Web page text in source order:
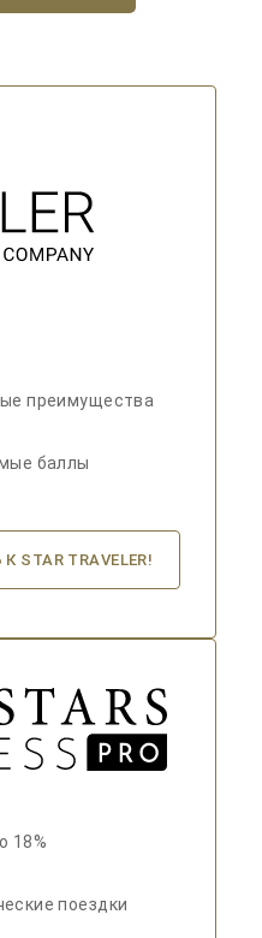
преимущества
баллы
TRAVELER!
18%
поездки